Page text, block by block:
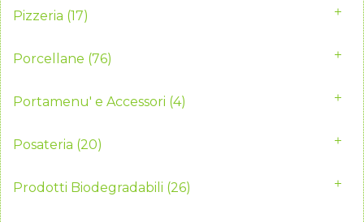
Pizzeria (17)
Porcellane (76)
Portamenu' e Accessori (4)
Posateria (20)
Prodotti Biodegradabili (26)